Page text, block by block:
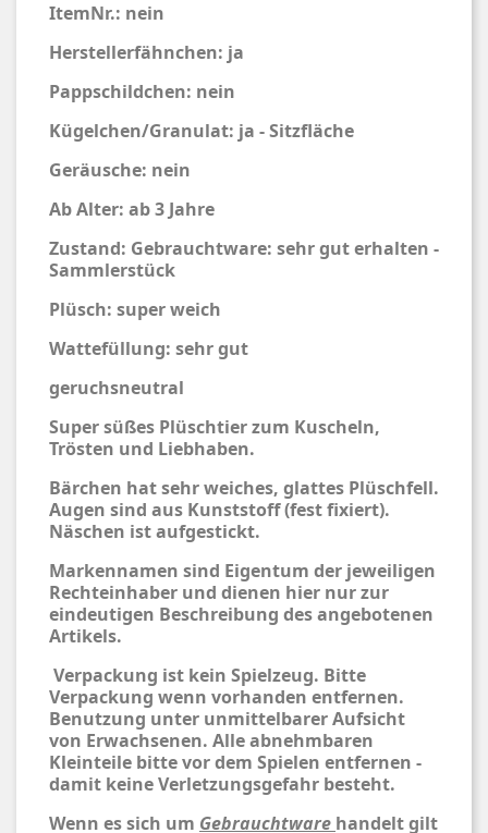
ItemNr.: nein
Herstellerfähnchen: ja
Pappschildchen: nein
Kügelchen/Granulat: ja - Sitzfläche
Geräusche: nein
Ab Alter: ab 3 Jahre
Zustand: Gebrauchtware: sehr gut erhalten -
Sammlerstück
Plüsch: super weich
Wattefüllung: sehr gut
geruchsneutral
Super süßes Plüschtier zum Kuscheln,
Trösten und Liebhaben.
Bärchen hat sehr weiches, glattes Plüschfell.
Augen sind aus Kunststoff (fest fixiert).
Näschen ist aufgestickt.
Markennamen sind Eigentum der jeweiligen
Rechteinhaber und dienen hier nur zur
eindeutigen Beschreibung des angebotenen
Artikels.
Verpackung ist kein Spielzeug. Bitte
Verpackung wenn vorhanden entfernen.
Benutzung unter unmittelbarer Aufsicht
von Erwachsenen. Alle abnehmbaren
Kleinteile bitte vor dem Spielen entfernen -
damit keine Verletzungsgefahr besteht.
Wenn es sich um Gebrauchtware handelt gilt